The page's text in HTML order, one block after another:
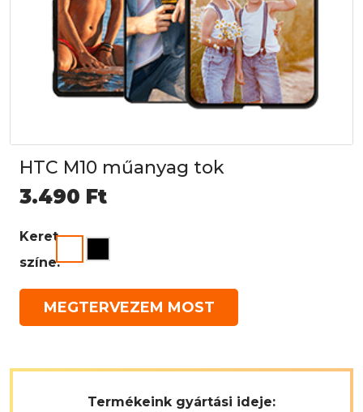
HTC M10 műanyag tok
3.490 Ft
Keret
színe:
MEGTERVEZEM MOST
Termékeink gyártási ideje: